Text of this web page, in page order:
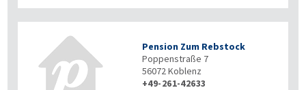
Pension Zum Rebstock
Poppenstraße 7
56072Koblenz
+49-261-42633